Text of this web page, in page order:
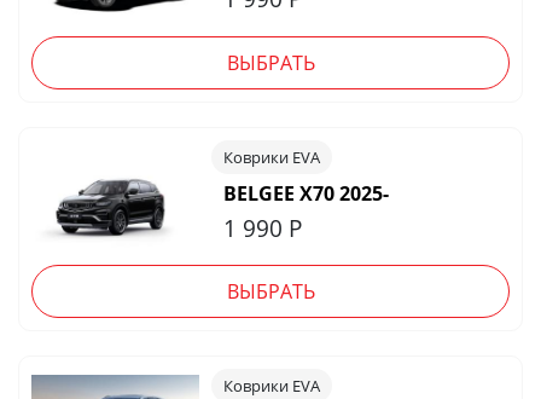
ВЫБРАТЬ
Коврики EVA
BELGEE X70 2025-
1 990 Р
ВЫБРАТЬ
Коврики EVA